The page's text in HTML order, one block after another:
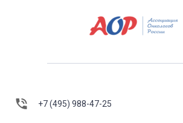
+7 (495) 988-47-25